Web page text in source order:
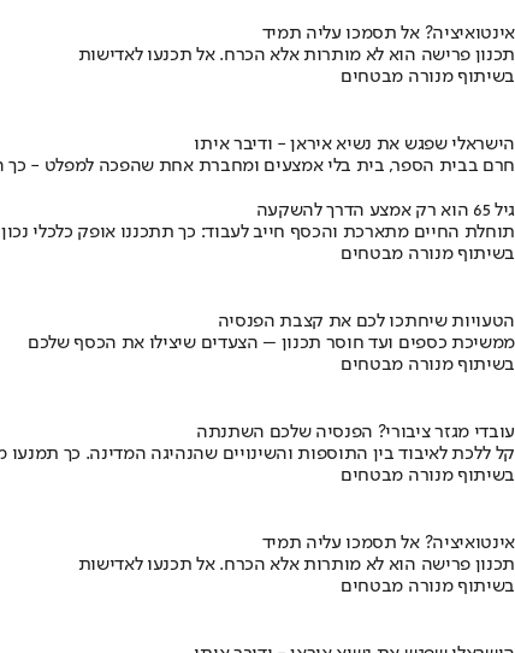
אינטואיציה? אל תסמכו עליה תמיד
תכנון פרישה הוא לא מותרות אלא הכרח. אל תכנעו לאדישות
בשיתוף מנורה מבטחים
הישראלי שפגש את נשיא איראן - ודיבר איתו
חרם בבית הספר, בית בלי אמצעים ומחברת אחת שהפכה למפלט - כך
גיל 65 הוא רק אמצע הדרך להשקעה
תוחלת החיים מתארכת והכסף חייב לעבוד: כך תתכננו אופק כלכלי נכון
בשיתוף מנורה מבטחים
הטעויות שיחתכו לכם את קצבת הפנסיה
ממשיכת כספים ועד חוסר תכנון – הצעדים שיצילו את הכסף שלכם
בשיתוף מנורה מבטחים
עובדי מגזר ציבורי? הפנסיה שלכם השתנתה
קל ללכת לאיבוד בין התוספות והשינויים שהנהיגה המדינה. כך
בשיתוף מנורה מבטחים
אינטואיציה? אל תסמכו עליה תמיד
תכנון פרישה הוא לא מותרות אלא הכרח. אל תכנעו לאדישות
בשיתוף מנורה מבטחים